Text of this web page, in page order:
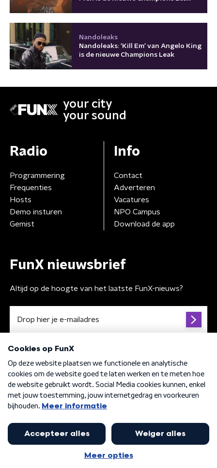
Nandoleaks
Nandoleaks: 'Kill Em' van Angelo King
is de nieuwe Champions Leak
your city
your sound
Radio
Programmering
Frequenties
Hosts
Demo insturen
Gemist
Info
Contact
Adverteren
Vacatures
NPO Campus
Download de app
FunX nieuwsbrief
Altijd op de hoogte van het laatste FunX-nieuws?
Algemene voorwaarden Privacybeleid